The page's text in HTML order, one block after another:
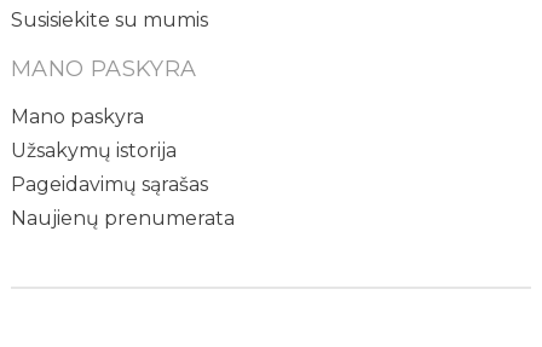
Susisiekite su mumis
MANO PASKYRA
Mano paskyra
Užsakymų istorija
Pageidavimų sąrašas
Naujienų prenumerata